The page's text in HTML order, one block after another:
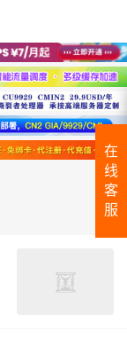
在
线
客
服